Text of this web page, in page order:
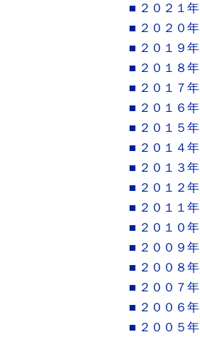
■ ２０２１年
■ ２０２０年
■ ２０１９年
■ ２０１８年
■ ２０１７年
■ ２０１６年
■ ２０１５年
■ ２０１４年
■ ２０１３年
■ ２０１２年
■ ２０１１年
■ ２０１０年
■ ２００９年
■ ２００８年
■ ２００７年
■ ２００６年
■ ２００５年